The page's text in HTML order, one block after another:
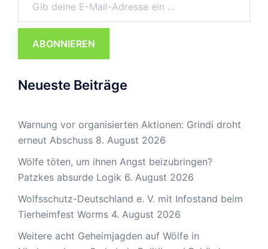
ABONNIEREN
Neueste Beiträge
Warnung vor organisierten Aktionen: Grindi droht
erneut Abschuss 8. August 2026
Wölfe töten, um ihnen Angst beizubringen?
Patzkes absurde Logik 6. August 2026
Wolfsschutz-Deutschland e. V. mit Infostand beim
Tierheimfest Worms 4. August 2026
Weitere acht Geheimjagden auf Wölfe in